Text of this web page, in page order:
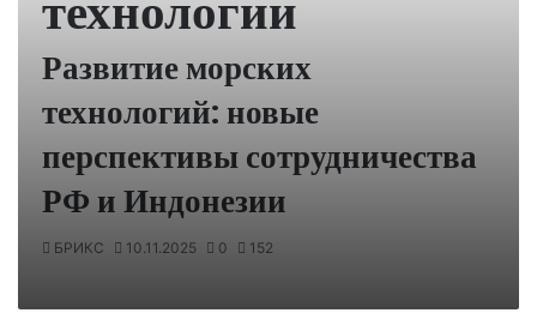
Развитие морских
технологий: новые
перспективы сотрудничества
РФ и Индонезии
БРИКС 10.11.2025 0 152